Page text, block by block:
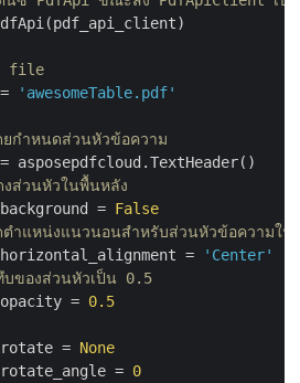
file
'awesomeTable.pdf'
กำหนดส่วนหัวข้อความ
asposepdfcloud.TextHeader()
ส่วนหัวในพื้นหลัง
=
False
ำแหน่งแนวนอนสำหรับส่วนหัวข้อความให้
=
'Center'
บของส่วนหัวเป็น 0.5
=
0.5
=
None
=
0